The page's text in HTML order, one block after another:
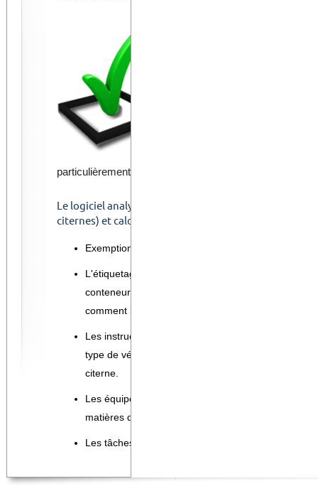
particulièrement dangereux ou parce qu´il appartient à
Le logiciel analyse les matières, le véhicule et le
citernes) et calcule automatiquement ce qui suit:
Exemptions applicables à faciliter le transport.
L'étiquetage et le marquage des véhicules, des
conteneurs et des colis. Indiquant en détail
comment le faire.
Les instructions d'emballage pour les colis et le
type de véhicule et citerne pour le transport en
citerne.
Les équipements du véhicule et les membres de
matières dangereuses, des produits chimiques ou
Les tâches avant, pendant et après le transport.